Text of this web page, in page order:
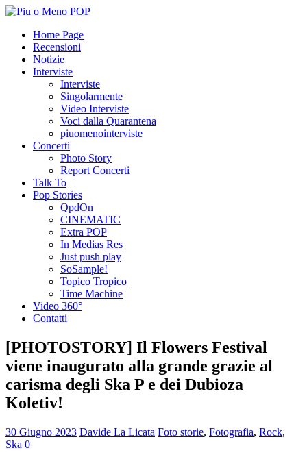
Home Page
Recensioni
Notizie
Interviste
Interviste
Singolarmente
Video Interviste
Voci dalla Quarantena
piuomenointerviste
Concerti
Photo Story
Report Concerti
Talk To
Pop Stories
QpdOn
CINEMATIC
Extra POP
In Medias Res
Just push play
SoSample!
Topico Tropico
Time Machine
Video 360°
Contatti
[PHOTOSTORY] Il Flowers Festival
viene inaugurato alla grande grazie al
carisma degli Ska P e dei Dubioza
Koletiv!
30 Giugno 2023 Davide La Licata Foto storie, Fotografia, Rock,
Ska 0